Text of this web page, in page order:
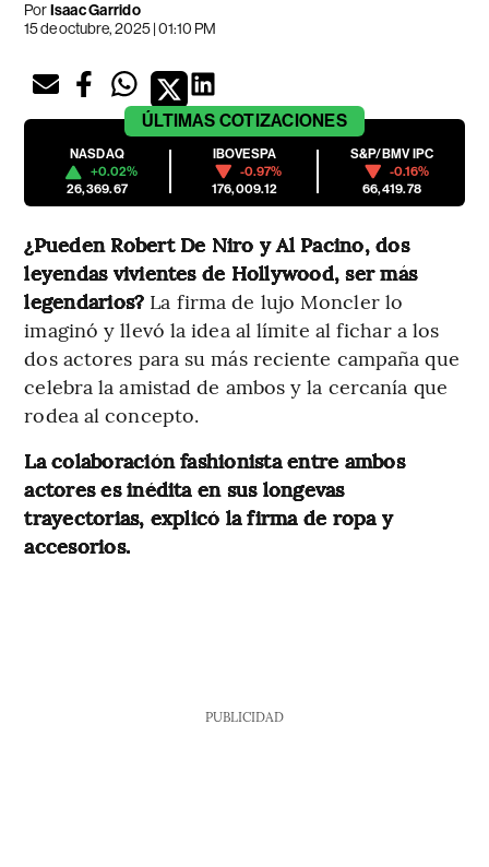
PorIsaac Garrido
15 de octubre, 2025 | 01:10 PM
ÚLTIMAS COTIZACIONES
NASDAQ
+0.02%
26,369.67
IBOVESPA
-0.97%
176,009.12
S&P/BMV IPC
-0.16%
66,419.78
¿Pueden Robert De Niro y Al Pacino, dos
leyendas vivientes de Hollywood, ser más
legendarios? La firma de lujo Moncler lo
imaginó y llevó la idea al límite al fichar a los
dos actores para su más reciente campaña que
celebra la amistad de ambos y la cercanía que
rodea al concepto.
La colaboración fashionista entre ambos
actores es inédita en sus longevas
trayectorias, explicó la firma de ropa y
accesorios.
PUBLICIDAD